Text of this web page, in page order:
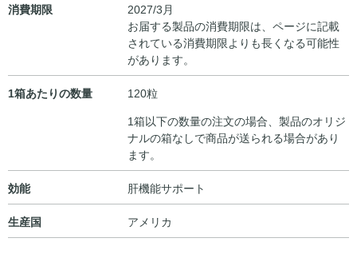
消費期限
2027/3月
お届する製品の消費期限は、ページに記載
されている消費期限よりも長くなる可能性
があります。
1箱あたりの数量
120粒
1箱以下の数量の注文の場合、製品のオリジ
ナルの箱なしで商品が送られる場合があり
ます。
効能 肝機能サポート
生産国 アメリカ